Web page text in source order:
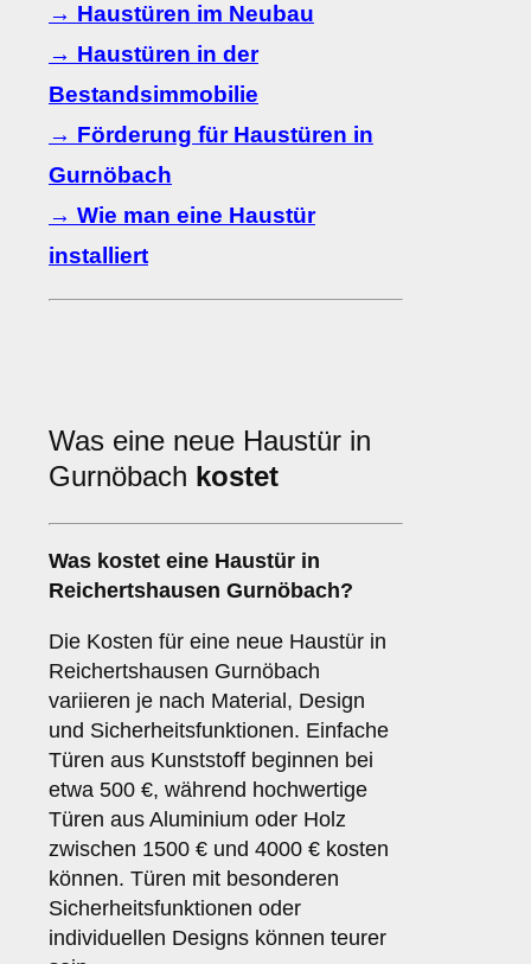
→ Haustüren im Neubau
→ Haustüren in der
Bestandsimmobilie
→ Förderung für Haustüren in
Gurnöbach
→ Wie man eine Haustür
installiert
Was eine neue Haustür in
Gurnöbach kostet
Was kostet eine Haustür in
Reichertshausen Gurnöbach?
Die Kosten für eine neue Haustür in
Reichertshausen Gurnöbach
variieren je nach Material, Design
und Sicherheitsfunktionen. Einfache
Türen aus Kunststoff beginnen bei
etwa 500 €, während hochwertige
Türen aus Aluminium oder Holz
zwischen 1500 € und 4000 € kosten
können. Türen mit besonderen
Sicherheitsfunktionen oder
individuellen Designs können teurer